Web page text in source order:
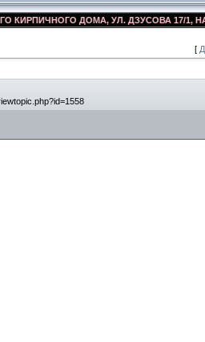
ДОМА, УЛ. ДЗУСОВА 17/1,
[